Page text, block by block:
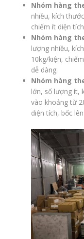
Nhóm hàng
nhiều, kích
chiếm ít diện
Nhóm hàng
lượng nhiều,
10kg/kiện,
dễ dàng.
Nhóm hàng
lớn, số lượng ít,
vào khoảng từ
diện tích, bốc